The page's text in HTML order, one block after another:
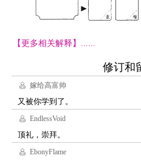
【更多相关解释】......